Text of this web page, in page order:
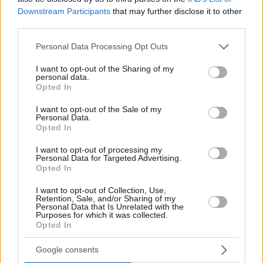
Downstream Participants that may further disclose it to other
Please note that this website/app uses one or more Google
not limited to your visit or usage behaviour. You may click to
grant or deny consent to Google and its third-party tags to
use your data for below specified purposes in below Google
consent section.
Personal Data Processing Opt Outs
I want to opt-out of the Sharing of my
personal data.
Opted In
I want to opt-out of the Sale of my
Personal Data.
Opted In
I want to opt-out of processing my
Personal Data for Targeted Advertising.
Opted In
I want to opt-out of Collection, Use,
Retention, Sale, and/or Sharing of my
Personal Data that Is Unrelated with the
Purposes for which it was collected.
Opted In
Google consents
διευκρινίζεται ο ρόλος του στην επίθεση